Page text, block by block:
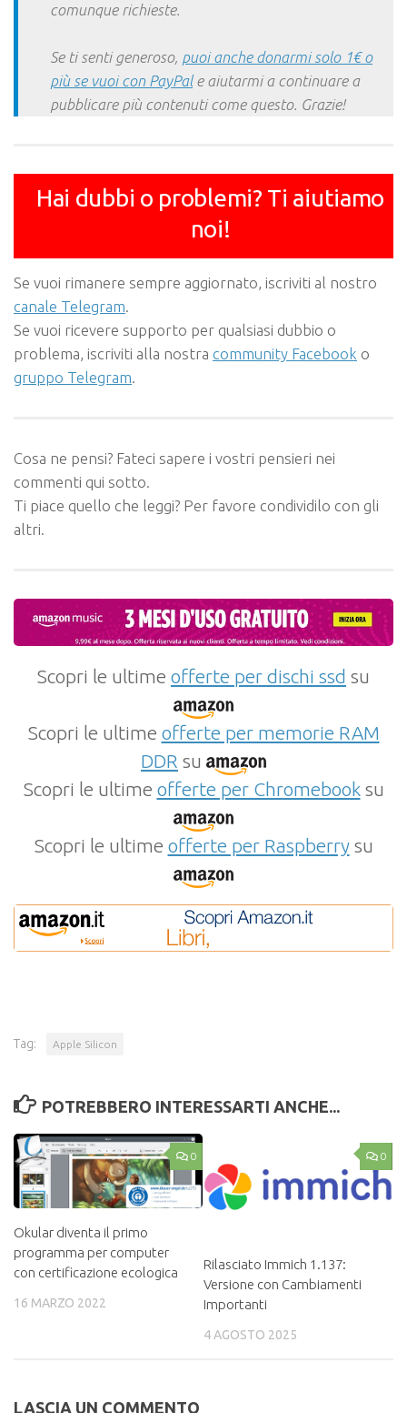
comunque richieste.
Se ti senti generoso, puoi anche donarmi solo 1€ o
più se vuoi con PayPale aiutarmi a continuare a
pubblicare più contenuti come questo. Grazie!
Hai dubbi o problemi? Ti aiutiamo
noi!
Se vuoi rimanere sempre aggiornato, iscriviti al nostro
canale Telegram.
Se vuoi ricevere supporto per qualsiasi dubbio o
problema, iscriviti alla nostra community Facebook o
gruppo Telegram.
Cosa ne pensi? Fateci sapere i vostri pensieri nei
commenti qui sotto.
Ti piace quello che leggi? Per favore condividilo con gli
altri.
Scopri le ultime offerte per dischi ssd su
Scopri le ultime offerte per memorie RAM
DDR su
Scopri le ultime offerte per Chromebooksu
Scopri le ultime offerte per Raspberrysu
Tag: Apple Silicon
POTREBBERO INTERESSARTI ANCHE...
0
Okular diventa il primo
programma per computer
con certificazione ecologica
16 MARZO 2022
0
Rilasciato Immich 1.137:
Versione con Cambiamenti
Importanti
4 AGOSTO 2025
LASCIA UN COMMENTO